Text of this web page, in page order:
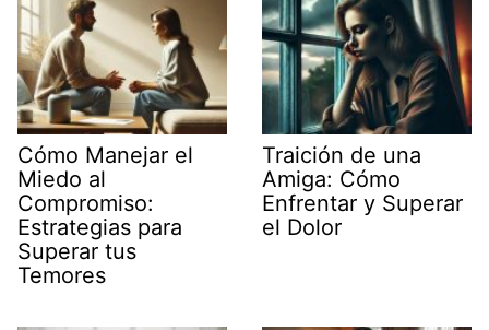
Cómo Manejar el
Miedo al
Compromiso:
Estrategias para
Superar tus
Temores
Traición de una
Amiga: Cómo
Enfrentar y Superar
el Dolor